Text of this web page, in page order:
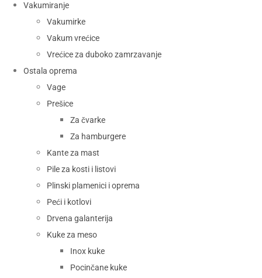
Vakumiranje
Vakumirke
Vakum vrećice
Vrećice za duboko zamrzavanje
Ostala oprema
Vage
Prešice
Za čvarke
Za hamburgere
Kante za mast
Pile za kosti i listovi
Plinski plamenici i oprema
Peći i kotlovi
Drvena galanterija
Kuke za meso
Inox kuke
Pocinčane kuke